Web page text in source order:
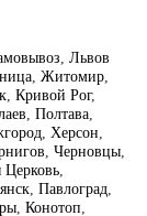
, Львов
, Житомир,
, Кривой Рог,
, Полтава,
, Херсон,
, Черновцы,
Церковь,
, Павлоград,
, Конотоп,